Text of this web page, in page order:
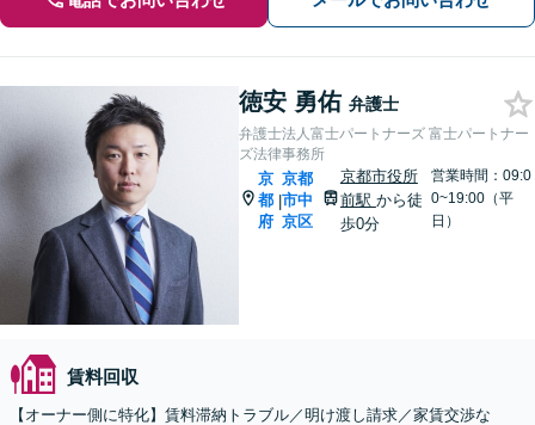
徳安 勇佑 弁護士
弁護士法人富士パートナーズ 富士パートナー
ズ法律事務所
京
都
府
|
京都
市中
京区
京都市役所
前駅 から徒
歩0分
営業時間：09:0
0~19:00（平
日）
賃料回収
【オーナー側に特化】賃料滞納トラブル／明け渡し請求／家賃交渉な